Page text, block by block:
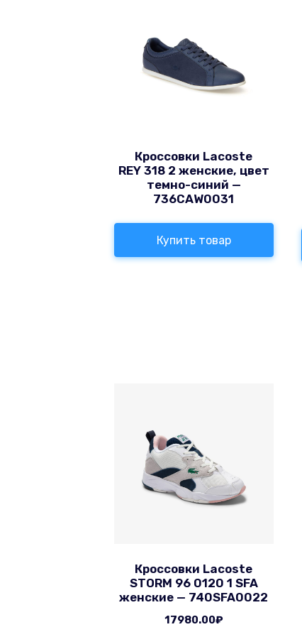
Кроссовки Lacoste
REY 318 2 женские, цвет
темно-синий —
736CAW0031
Купить товар
Кроссовки Lacoste
STORM 96 0120 1 SFA
женские — 740SFA0022
17980.00₽